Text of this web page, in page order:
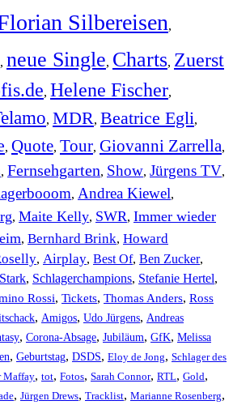
Silbereisen,
, neue Single, Charts, Zuerst
, Helene Fischer,
, MDR, Beatrice Egli,
, Quote, Tour, Giovanni Zarrella,
, Fernsehgarten, Show, Jürgens TV,
, Andrea Kiewel,
, Maite Kelly, SWR, Immer wieder
, Bernhard Brink, Howard
, Airplay, Best Of, Ben Zucker,
, Schlagerchampions, Stefanie Hertel,
Rossi, Tickets, Thomas Anders, Ross
, Amigos, Udo Jürgens, Andreas
, Corona-Absage, Jubiläum, GfK, Melissa
, Geburtstag, DSDS, Eloy de Jong, Schlager des
Maffay, tot, Fotos, Sarah Connor, RTL, Gold,
, Jürgen Drews, Tracklist, Marianne Rosenberg,